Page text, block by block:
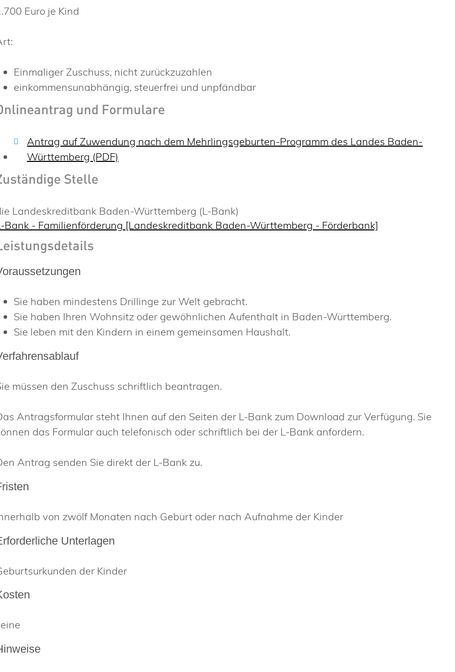
Euro je Kind
Einmaliger Zuschuss, nicht zurückzuzahlen
einkommensunabhängig, steuerfrei und unpfändbar
und Formulare
Antrag auf Zuwendung nach dem Mehrlingsgeburten-Programm des Landes Baden-
Württemberg (PDF)
Stelle
Landeskreditbank Baden-Württemberg (L-Bank)
Bank - Familienförderung [Landeskreditbank Baden-Württemberg - Förderbank]
Sie haben mindestens Drillinge zur Welt gebracht.
Sie haben Ihren Wohnsitz oder gewöhnlichen Aufenthalt in Baden-Württemberg.
Sie leben mit den Kindern in einem gemeinsamen Haushalt.
müssen den Zuschuss schriftlich beantragen.
Antragsformular steht Ihnen auf den Seiten der L-Bank zum Download zur Verfügung. Sie
das Formular auch telefonisch oder schriftlich bei der L-Bank anfordern.
Antrag senden Sie direkt der L-Bank zu.
von zwölf Monaten nach Geburt oder nach Aufnahme der Kinder
Unterlagen
der Kinder